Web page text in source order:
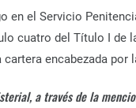
en el Servicio
cuatro del Título I de
cartera encabezada
a través de la